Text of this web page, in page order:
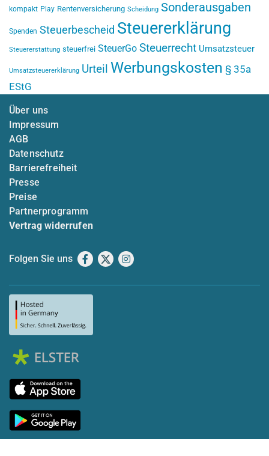
kompakt Play Rentenversicherung Scheidung Sonderausgaben
Spenden Steuerbescheid Steuererklärung
Steuererstattung steuerfrei SteuerGo Steuerrecht Umsatzsteuer
Umsatzsteuererklärung Urteil Werbungskosten § 35a
EStG
Über uns
Impressum
AGB
Datenschutz
Barrierefreiheit
Presse
Preise
Partnerprogramm
Vertrag widerrufen
Folgen Sie uns Facebook
X Instagram